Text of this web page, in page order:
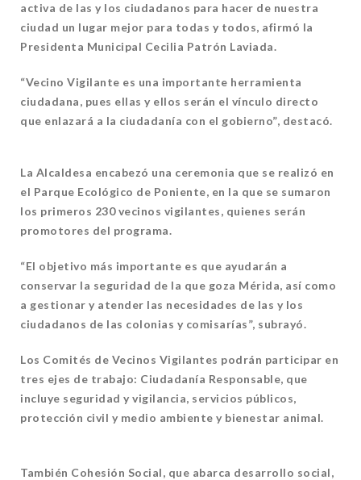
activa de las y los ciudadanos para hacer de nuestra
ciudad un lugar mejor para todas y todos, afirmó la
Presidenta Municipal Cecilia Patrón Laviada.
“Vecino Vigilante es una importante herramienta
ciudadana, pues ellas y ellos serán el vínculo directo
que enlazará a la ciudadanía con el gobierno”, destacó.
La Alcaldesa encabezó una ceremonia que se realizó en
el Parque Ecológico de Poniente, en la que se sumaron
los primeros 230 vecinos vigilantes, quienes serán
promotores del programa.
“El objetivo más importante es que ayudarán a
conservar la seguridad de la que goza Mérida, así como
a gestionar y atender las necesidades de las y los
ciudadanos de las colonias y comisarías”, subrayó.
Los Comités de Vecinos Vigilantes podrán participar en
tres ejes de trabajo: Ciudadanía Responsable, que
incluye seguridad y vigilancia, servicios públicos,
protección civil y medio ambiente y bienestar animal.
También Cohesión Social, que abarca desarrollo social,